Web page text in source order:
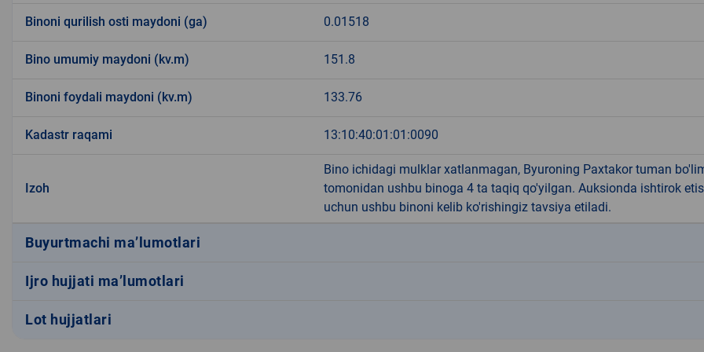
Binoni qurilish osti maydoni (ga) 0.01518
Bino umumiy maydoni (kv.m) 151.8
Binoni foydali maydoni (kv.m) 133.76
Kadastr raqami 13:10:40:01:01:0090
Izoh
Bino ichidagi mulklar xatlanmagan, Byuroning Paxtakor tuman
tomonidan ushbu binoga 4 ta taqiq qo'yilgan. Auksionda ishtirok
uchun ushbu binoni kelib ko'rishingiz tavsiya etiladi.
Buyurtmachi ma’lumotlari
Ijro hujjati ma’lumotlari
Lot hujjatlari